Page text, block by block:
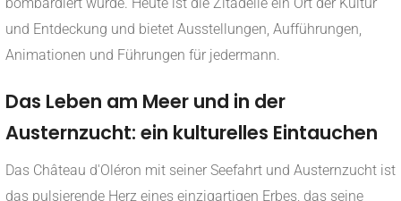
und Entdeckung und bietet Ausstellungen, Aufführungen,
Animationen und Führungen für jedermann.
Das Leben am Meer und in der
Austernzucht: ein kulturelles Eintauchen
Das Château d'Oléron mit seiner Seefahrt und Austernzucht ist
das pulsierende Herz eines einzigartigen Erbes, das seine